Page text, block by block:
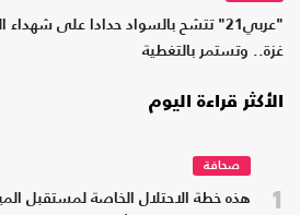
"عربي21" تتشح بالسواد حدادا على
غزة.. وتستمر بالتغطية
الأكثر قراءة اليوم
1
صحافة
هذه خطة الاحتلال الخاصة لمستقبل